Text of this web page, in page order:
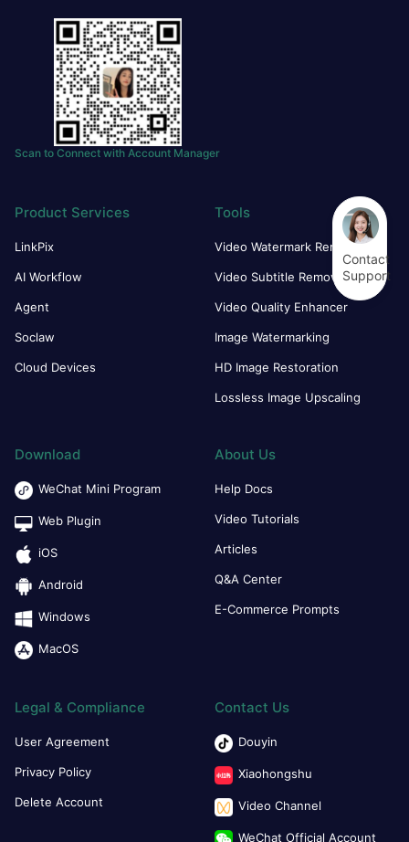
Scan to Connect with Account Manager
Product Services
LinkPix
AI Workflow
Agent
Soclaw
Cloud Devices
Tools
Video Watermark Remover
Video Subtitle Remover
Video Quality Enhancer
Image Watermarking
HD Image Restoration
Lossless Image Upscaling
Download
WeChat Mini Program
Web Plugin
iOS
Android
Windows
MacOS
About Us
Help Docs
Video Tutorials
Articles
Q&A Center
E-Commerce Prompts
Legal & Compliance
User Agreement
Privacy Policy
Delete Account
Contact Us
Douyin
Xiaohongshu
Video Channel
WeChat Official Account
Contact
Support